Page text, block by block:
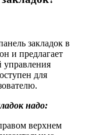
закладок в
и предлагает
управления
для
надо:
верхнем